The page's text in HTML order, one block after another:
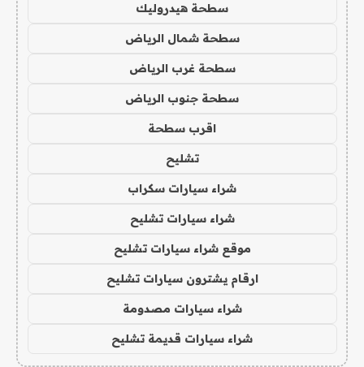
سطحة هيدروليك
سطحة شمال الرياض
سطحة غرب الرياض
سطحة جنوب الرياض
اقرب سطحة
تشليح
شراء سيارات سكراب
شراء سيارات تشليح
موقع شراء سيارات تشليح
ارقام يشترون سيارات تشليح
شراء سيارات مصدومة
شراء سيارات قديمة تشليح